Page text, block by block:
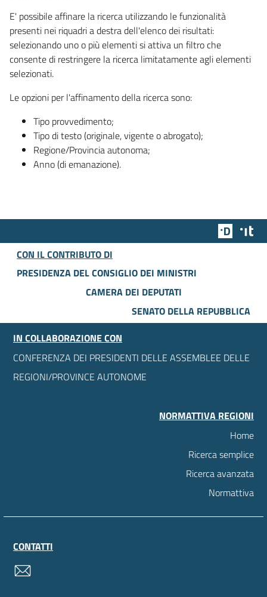
E' possibile affinare la ricerca utilizzando le funzionalità
presenti nei riquadri a destra dell'elenco dei risultati:
selezionando uno o più elementi si attiva un filtro che
consente di restringere la ricerca limitatamente agli elementi
selezionati.
Le opzioni per l'affinamento della ricerca sono:
Tipo provvedimento;
Tipo di testo (originale, vigente o abrogato);
Regione/Provincia autonoma;
Anno (di emanazione).
Team
CON IL CONTRIBUTO DI
PRESIDENZA DEL CONSIGLIO DEI MINISTRI
CAMERA DEI DEPUTATI
SENATO DELLA REPUBBLICA
IN COLLABORAZIONE CON
CONFERENZA DEI PRESIDENTI DELLE ASSEMBLEE DELLE
REGIONI/PROVINCE AUTONOME
NORMATTIVA REGIONI
Home
Ricerca semplice
Ricerca avanzata
Normattiva
CONTATTI